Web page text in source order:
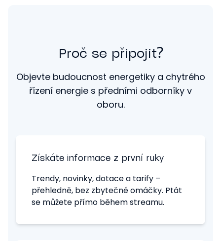
Proč se připojit?
Objevte budoucnost energetiky a chytrého
řízení energie s předními odborníky v
oboru.
Získáte informace z první ruky
Trendy, novinky, dotace a tarify –
přehledně, bez zbytečné omáčky. Ptát
se můžete přímo během streamu.